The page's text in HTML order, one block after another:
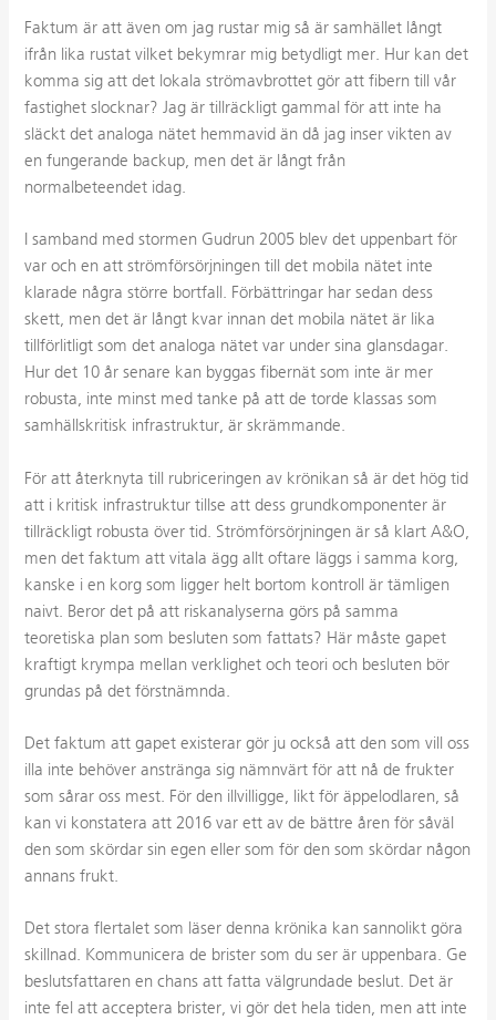
Faktum är att även om jag rustar mig så är samhället långt
ifrån lika rustat vilket bekymrar mig betydligt mer. Hur kan det
komma sig att det lokala strömavbrottet gör att fibern till vår
fastighet slocknar? Jag är tillräckligt gammal för att inte ha
släckt det analoga nätet hemmavid än då jag inser vikten av
en fungerande backup, men det är långt från
normalbeteendet idag.
I samband med stormen Gudrun 2005 blev det uppenbart för
var och en att strömförsörjningen till det mobila nätet inte
klarade några större bortfall. Förbättringar har sedan dess
skett, men det är långt kvar innan det mobila nätet är lika
tillförlitligt som det analoga nätet var under sina glansdagar.
Hur det 10 år senare kan byggas fibernät som inte är mer
robusta, inte minst med tanke på att de torde klassas som
samhällskritisk infrastruktur, är skrämmande.
För att återknyta till rubriceringen av krönikan så är det hög tid
att i kritisk infrastruktur tillse att dess grundkomponenter är
tillräckligt robusta över tid. Strömförsörjningen är så klart A&O,
men det faktum att vitala ägg allt oftare läggs i samma korg,
kanske i en korg som ligger helt bortom kontroll är tämligen
naivt. Beror det på att riskanalyserna görs på samma
teoretiska plan som besluten som fattats? Här måste gapet
kraftigt krympa mellan verklighet och teori och besluten bör
grundas på det förstnämnda.
Det faktum att gapet existerar gör ju också att den som vill oss
illa inte behöver anstränga sig nämnvärt för att nå de frukter
som sårar oss mest. För den illvilligge, likt för äppelodlaren, så
kan vi konstatera att 2016 var ett av de bättre åren för såväl
den som skördar sin egen eller som för den som skördar någon
annans frukt.
Det stora flertalet som läser denna krönika kan sannolikt göra
skillnad. Kommunicera de brister som du ser är uppenbara. Ge
beslutsfattaren en chans att fatta välgrundade beslut. Det är
inte fel att acceptera brister, vi gör det hela tiden, men att inte